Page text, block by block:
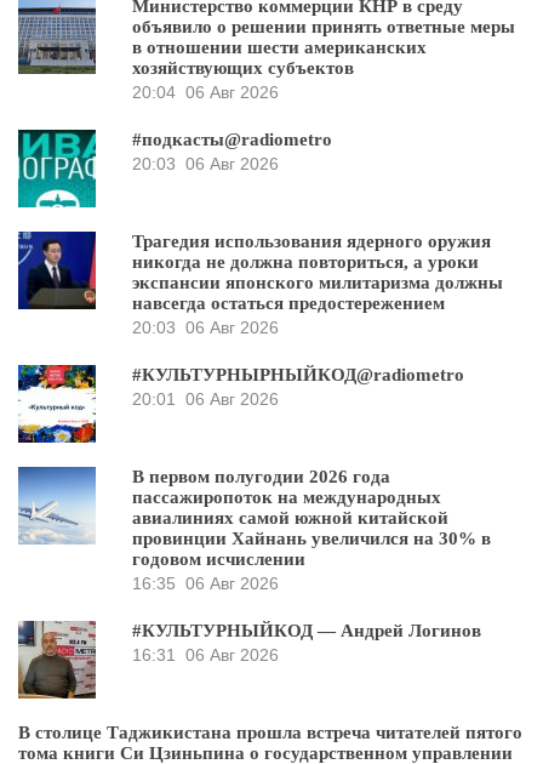
Министерство коммерции КНР в среду
объявило о решении принять ответные меры
в отношении шести американских
хозяйствующих субъектов
20:04 06 Авг 2026
#подкасты@radiometro
20:03 06 Авг 2026
Трагедия использования ядерного оружия
никогда не должна повториться, а уроки
экспансии японского милитаризма должны
навсегда остаться предостережением
20:03 06 Авг 2026
#КУЛЬТУРНЫРНЫЙКОД@radiometro
20:01
06 Авг 2026
В первом полугодии 2026 года
пассажиропоток на международных
авиалиниях самой южной китайской
провинции Хайнань увеличился на 30% в
годовом исчислении
16:35 06 Авг 2026
#КУЛЬТУРНЫЙКОД — Андрей Логинов
16:31
06 Авг 2026
В столице Таджикистана прошла встреча читателей пятого
тома книги Си Цзиньпина о государственном управлении